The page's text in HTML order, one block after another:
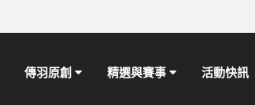
傳羽原創 精選與賽事 活動快訊